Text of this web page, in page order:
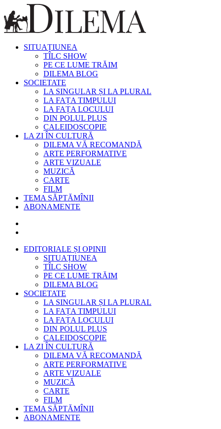
SITUAȚIUNEA
TÎLC SHOW
PE CE LUME TRĂIM
DILEMA BLOG
SOCIETATE
LA SINGULAR ȘI LA PLURAL
LA FAȚA TIMPULUI
LA FAȚA LOCULUI
DIN POLUL PLUS
CALEIDOSCOPIE
LA ZI ÎN CULTURĂ
DILEMA VĂ RECOMANDĂ
ARTE PERFORMATIVE
ARTE VIZUALE
MUZICĂ
CARTE
FILM
TEMA SĂPTĂMÎNII
ABONAMENTE
EDITORIALE ȘI OPINII
SITUAȚIUNEA
TÎLC SHOW
PE CE LUME TRĂIM
DILEMA BLOG
SOCIETATE
LA SINGULAR ȘI LA PLURAL
LA FAȚA TIMPULUI
LA FAȚA LOCULUI
DIN POLUL PLUS
CALEIDOSCOPIE
LA ZI ÎN CULTURĂ
DILEMA VĂ RECOMANDĂ
ARTE PERFORMATIVE
ARTE VIZUALE
MUZICĂ
CARTE
FILM
TEMA SĂPTĂMÎNII
ABONAMENTE